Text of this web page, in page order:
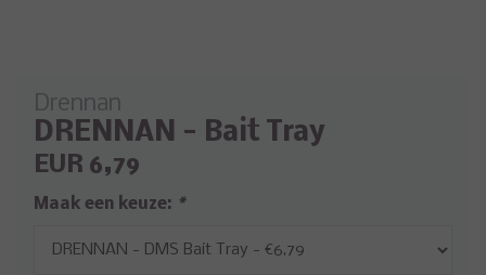
Drennan
DRENNAN - Bait Tray
EUR 6,79
Maak een keuze: *